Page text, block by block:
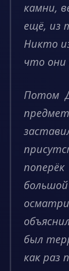
камни,
ещё, из
Никто
что они
Потом
был
как раз